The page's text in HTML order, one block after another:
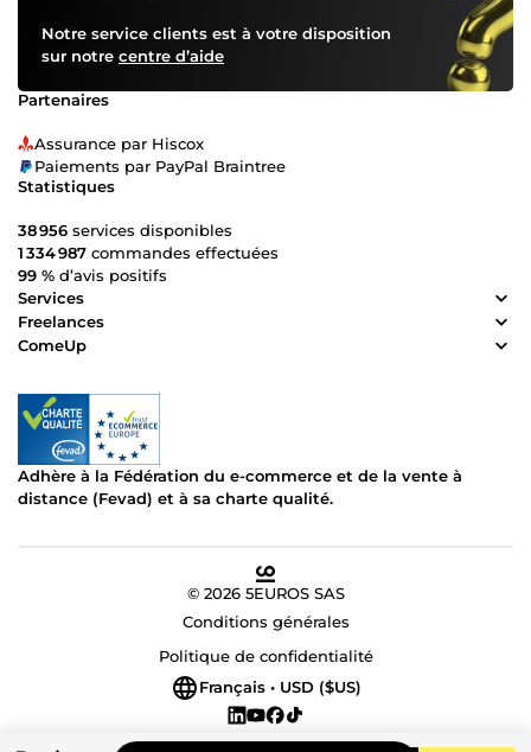
Notre service clients est à votre disposition
sur notre centre d’aide
Partenaires
Assurance par Hiscox
Paiements par PayPal Braintree
Statistiques
38 956 services disponibles
1 334 987 commandes effectuées
99 % d’avis positifs
Services
Freelances
ComeUp
Adhère à la Fédération du e-commerce et de la vente à
distance (Fevad) et à sa charte qualité.
© 2026 5EUROS SAS
Conditions générales
Politique de confidentialité
Français • USD ($US)